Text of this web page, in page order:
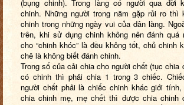
(bụng chinh). Trong làng có người qua đời
chinh. Những người trong năm gặp rủi ro thì
chinh trong những ngày vui của dân làng.
trên, khi sử dụng chinh không nên đánh quá
cho “chinh khóc” là đều không tốt, chủ chinh
chê là không biết đánh chinh.
Trong số của cải chia cho người chết (tục chia
có chinh thì phải chia 1 trong 3 chiếc.
người chết phải là chiếc chinh khác giới
chia chinh mẹ, mẹ chết thì được chia chinh